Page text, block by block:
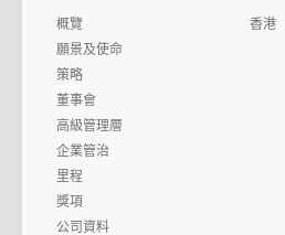
概覽
願景及使命
策略
董事會
高級管理層
企業管治
里程
獎項
公司資料
香港